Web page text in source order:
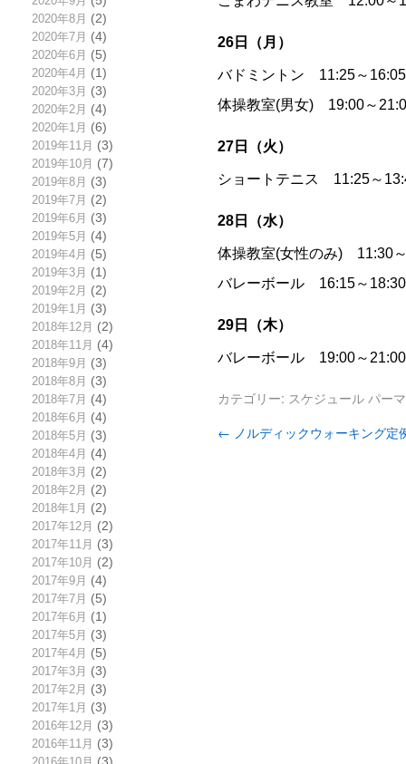
2020年8月 (2)
2020年7月 (4)
2020年6月 (5)
2020年4月 (1)
2020年3月 (3)
2020年2月 (4)
2020年1月 (6)
2019年11月 (3)
2019年10月 (7)
2019年8月 (3)
2019年7月 (2)
2019年6月 (3)
2019年5月 (4)
2019年4月 (5)
2019年3月 (1)
2019年2月 (2)
2019年1月 (3)
2018年12月 (2)
2018年11月 (4)
2018年9月 (3)
2018年8月 (3)
2018年7月 (4)
2018年6月 (4)
2018年5月 (3)
2018年4月 (4)
2018年3月 (2)
2018年2月 (2)
2018年1月 (2)
2017年12月 (2)
2017年11月 (3)
2017年10月 (2)
2017年9月 (4)
2017年7月 (5)
2017年6月 (1)
2017年5月 (3)
2017年4月 (5)
2017年3月 (3)
2017年2月 (3)
2017年1月 (3)
2016年12月 (3)
2016年11月 (3)
26日（月）
バドミントン 11:25～
体操教室(男女) 19:00～
27日（火）
ショートテニス 11:25～
28日（水）
体操教室(女性のみ) 11:30
バレーボール 16:15～
29日（木）
バレーボール 19:00～
カテゴリー: スケジュール パー
← ノルディックウォーキング定